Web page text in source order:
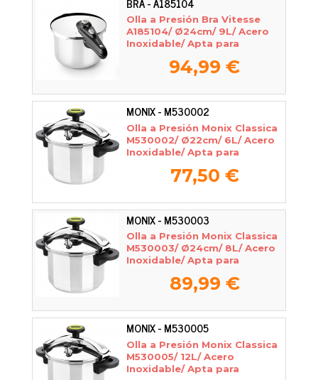
Olla a Presión Bra Vitesse
A185104/ Ø24cm/ 9L/ Acero
Inoxidable/ Apta para
94,99 €
MONIX - M530002
Olla a Presión Monix Classica
M530002/ Ø22cm/ 6L/ Acero
Inoxidable/ Apta para
77,50 €
MONIX - M530003
Olla a Presión Monix Classica
M530003/ Ø24cm/ 8L/ Acero
Inoxidable/ Apta para
89,99 €
MONIX - M530005
Olla a Presión Monix Classica
M530005/ 12L/ Acero
Inoxidable/ Apta para